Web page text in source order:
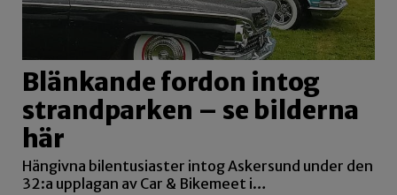
Blänkande fordon intog
strandparken – se bilderna
här
Hängivna bilentusiaster intog Askersund under den
32:a upplagan av Car & Bikemeet i…